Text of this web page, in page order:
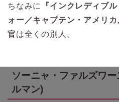
ちなみに
『インクレディブ
ォー／キャプテン・アメリカ
官は全くの別人。
ソーニャ・ファルズワ
ルマン)